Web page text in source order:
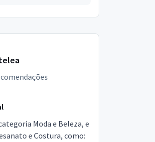
Moda e Beleza, e
e Costura, como: